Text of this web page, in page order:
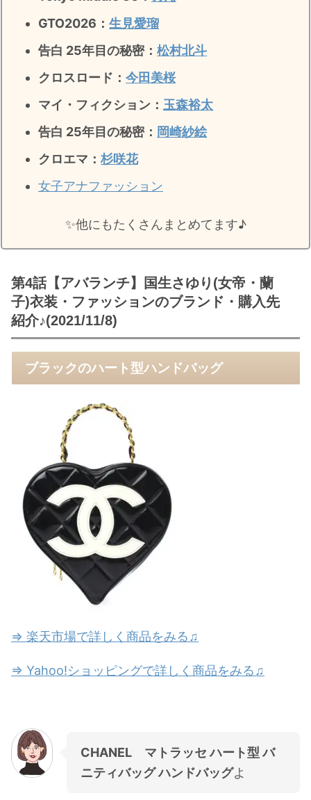
GTO2026： 生見愛瑠
告白 25年目の秘密： 松村北斗
クロスロード： 今田美桜
マイ・フィクション： 玉森裕太
告白 25年目の秘密： 岡崎紗絵
クロエマ： 杉咲花
女子アナファッション
✨️他にもたくさんまとめてます♪
第4話【アバランチ】国生さゆり(女帝・蘭
子)衣装・ファッションのブランド・購入先
紹介♪(2021/11/8)
ブラックのハート型ハンドバッグ
⇒ 楽天市場で詳しく商品をみる♫
⇒ Yahoo!ショッピングで詳しく商品をみる♫
CHANEL マトラッセ ハート型 バ
ニティバッグ ハンドバッグよ